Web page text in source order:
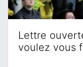
Lettre
voulez vous